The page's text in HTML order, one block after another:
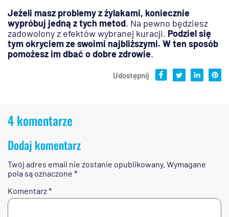
Jeżeli masz problemy z żylakami, koniecznie
wypróbuj jedną z tych metod. Na pewno będziesz
zadowolony z efektów wybranej kuracji. Podziel się
tym okryciem ze swoimi najbliższymi. W ten sposób
pomożesz im dbać o dobre zdrowie.
Udostępnij
4 komentarze
Dodaj komentarz
Twój adres email nie zostanie opublikowany. Wymagane
pola są oznaczone *
Komentarz*